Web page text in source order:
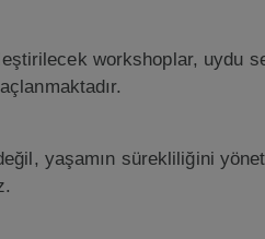
workshoplar, uydu
yaşamın sürekliliğini